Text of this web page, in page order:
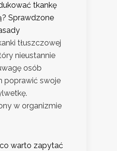
tkankę
Sprawdzone
tłuszczowej
nieustannie
osób
poprawić swoje
w organizmie
warto zapytać